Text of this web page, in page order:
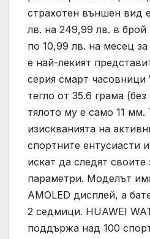
страхотен външен вид
лв. на 249,99 лв. в
по 10,99 лв. на месец
е най-лекият
серия смарт часовници
тегло от 35.6 грама
тялото му е само 11
изискванията на
спортните ентусиасти
искат да следят своите
параметри. Моделът
AMOLED дисплей, а
2 седмици. HUAWEI
поддържа над 100